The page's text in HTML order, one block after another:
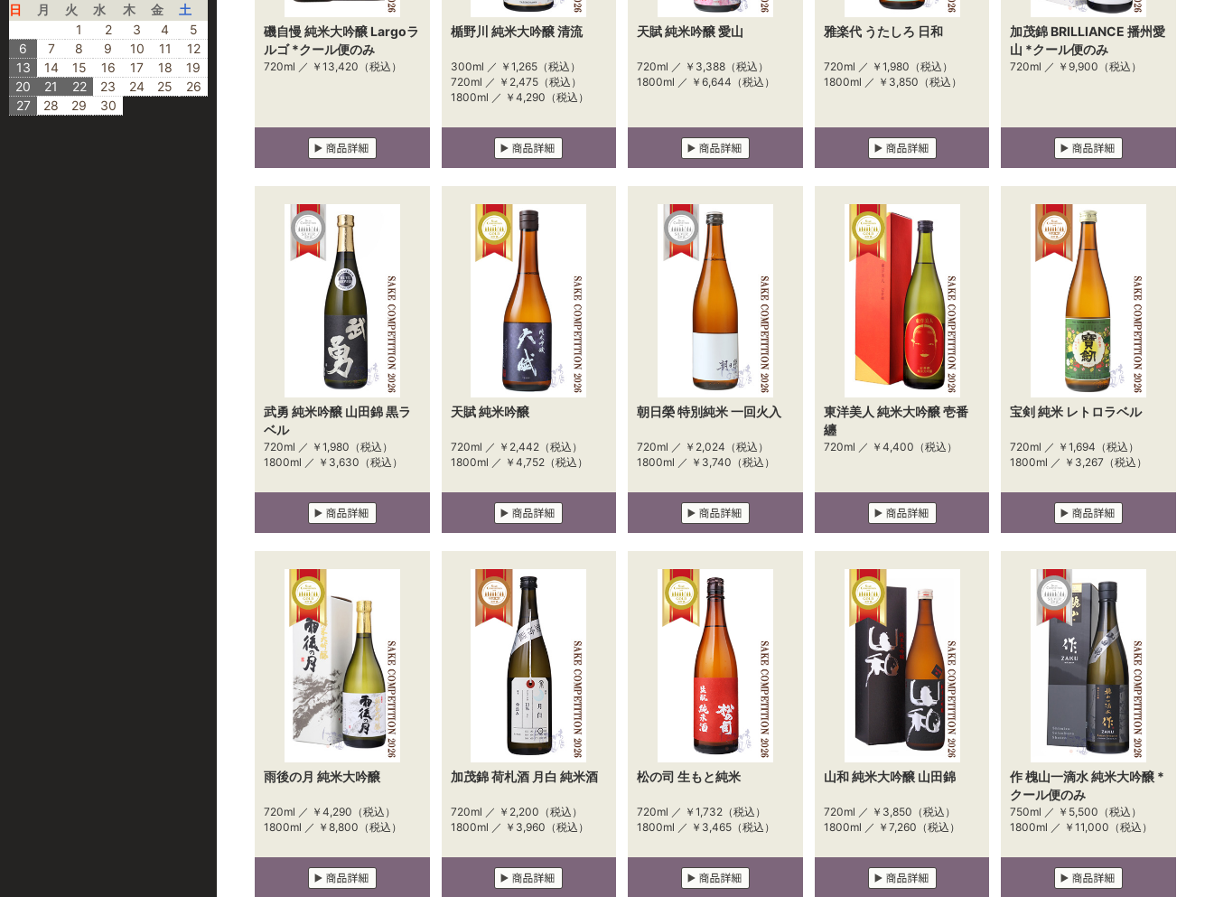
日 月 火 水 木 金
土
1
2 3 4
5
6
7 8 9 10 11
12
13
14 15 16 17 18
19
20
21 22 23 24 25
26
27
28 29 30
磯自慢 純米大吟醸 Largoラ
ルゴ *クール便のみ
720ml ／ ￥13,420 （税込）
楯野川 純米大吟醸 清流
300ml ／ ￥1,265（税込）
720ml ／ ￥2,475（税込）
1800ml ／ ￥4,290 （税込）
天賦 純米吟醸 愛山
720ml ／ ￥3,388 （税込）
1800ml ／ ￥6,644 （税込）
雅楽代 うたしろ 日和
720ml ／ ￥1,980 （税込）
1800ml ／ ￥3,850 （税込）
加茂錦 BRILLIANCE 播州愛
山 *クール便のみ
720ml ／ ￥9,900 （税込）
武勇 純米吟醸 山田錦 黒ラ
ベル
720ml ／ ￥1,980 （税込）
1800ml ／ ￥3,630 （税込）
天賦 純米吟醸
720ml ／ ￥2,442（税込）
1800ml ／ ￥4,752（税込）
朝日榮 特別純米 一回火入
720ml ／ ￥2,024 （税込）
1800ml ／ ￥3,740 （税込）
東洋美人 純米大吟醸 壱番
纏
720ml ／ ￥4,400 （税込）
宝剣 純米 レトロラベル
720ml ／ ￥1,694 （税込）
1800ml ／ ￥3,267 （税込）
雨後の月 純米大吟醸
720ml ／ ￥4,290 （税込）
1800ml ／ ￥8,800 （税込）
加茂錦 荷札酒 月白 純米酒
720ml ／ ￥2,200 （税込）
1800ml ／ ￥3,960 （税込）
松の司 生もと純米
720ml ／ ￥1,732 （税込）
1800ml ／ ￥3,465 （税込）
山和 純米大吟醸 山田錦
720ml ／ ￥3,850 （税込）
1800ml ／ ￥7,260 （税込）
作 槐山一滴水 純米大吟醸 *
クール便のみ
750ml ／ ￥5,500 （税込）
1800ml ／ ￥11,000 （税込）